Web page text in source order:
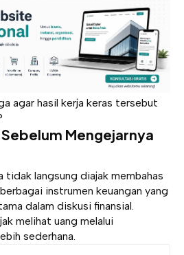
agar hasil kerja keras tersebut
Mengejarnya
tidak langsung diajak membahas
instrumen keuangan yang
dalam diskusi finansial.
melihat uang melalui
sederhana.